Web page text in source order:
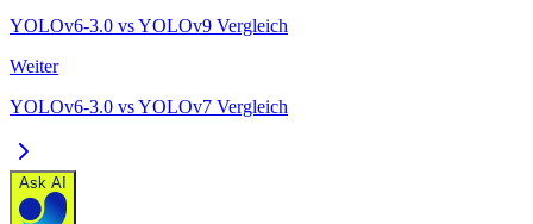
YOLOv6-3.0 vs YOLOv9 Vergleich
Weiter
YOLOv6-3.0 vs YOLOv7 Vergleich
Ask AI